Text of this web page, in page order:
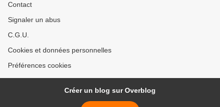
Contact
Signaler un abus
C.G.U.
Cookies et données personnelles
Préférences cookies
Créer un blog sur Overblog